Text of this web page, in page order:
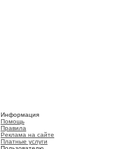
Информация
Помощь
Правила
Реклама на сайте
Платные услуги